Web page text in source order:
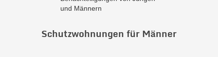
und Männern
Schutzwohnungen für Männer